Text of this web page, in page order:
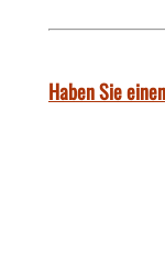
Haben Sie